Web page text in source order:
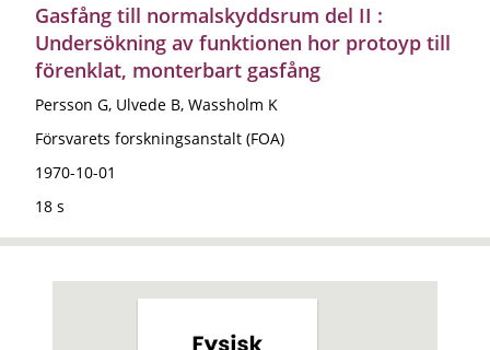
Gasfång till normalskyddsrum del II :
Undersökning av funktionen hor protoyp till
förenklat, monterbart gasfång
Persson G, Ulvede B, Wassholm K
Försvarets forskningsanstalt (FOA)
1970-10-01
18 s